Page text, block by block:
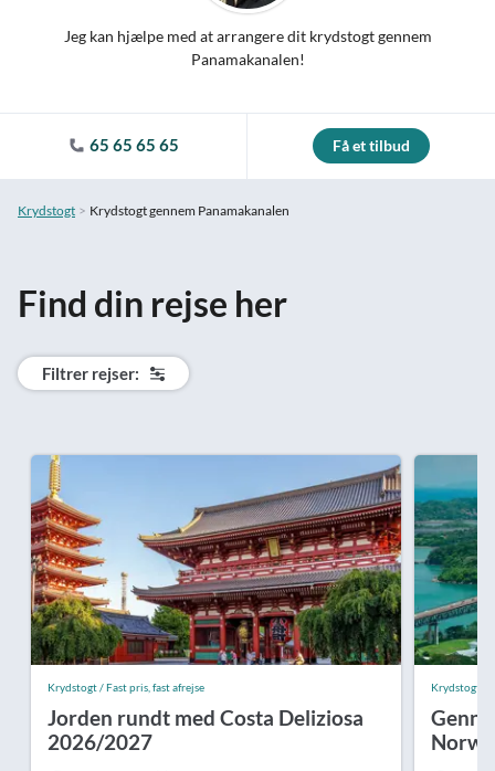
Jeg kan hjælpe med at arrangere dit krydstogt gennem
Panamakanalen!
65 65 65 65 Få et tilbud
Krydstogt Krydstogt gennem Panamakanalen
Find din rejse her
Filtrer rejser:
Krydstogt / Fast pris, fast afrejse
Jorden rundt med Costa Deliziosa
2026/2027
Krydstogt